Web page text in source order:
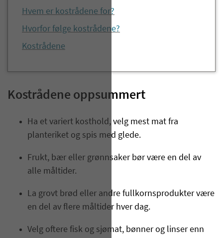
Hvem er kostrådene for?
Hvorfor følge kostrådene?
Kostrådene
Kostrådene oppsummert
Ha et variert kosthold, velg mest mat fra
planteriket og spis med glede.
Frukt, bær eller grønnsaker bør være en del av
alle måltider.
La grovt brød eller andre fullkornsprodukter være
en del av flere måltider hver dag.
Velg oftere fisk og sjømat, bønner og linser enn